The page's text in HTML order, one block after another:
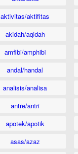
aktivitas/aktifitas
akidah/aqidah
amfibi/amphibi
andal/handal
analisis/analisa
antre/antri
apotek/apotik
asas/azaz